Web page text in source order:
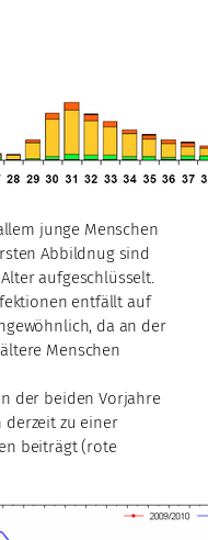
junge Menschen
Abbildnug sind
aufgeschlüsselt.
entfällt auf
da an der
Menschen
der beiden Vorjahre
derzeit zu einer
beiträgt (rote